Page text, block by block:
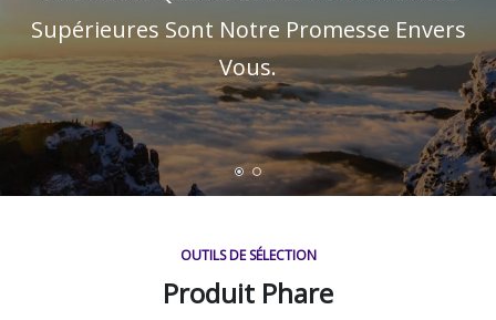
Supérieures Sont Notre Promesse Envers
Vous.
OUTILS DE SÉLECTION
Produit Phare